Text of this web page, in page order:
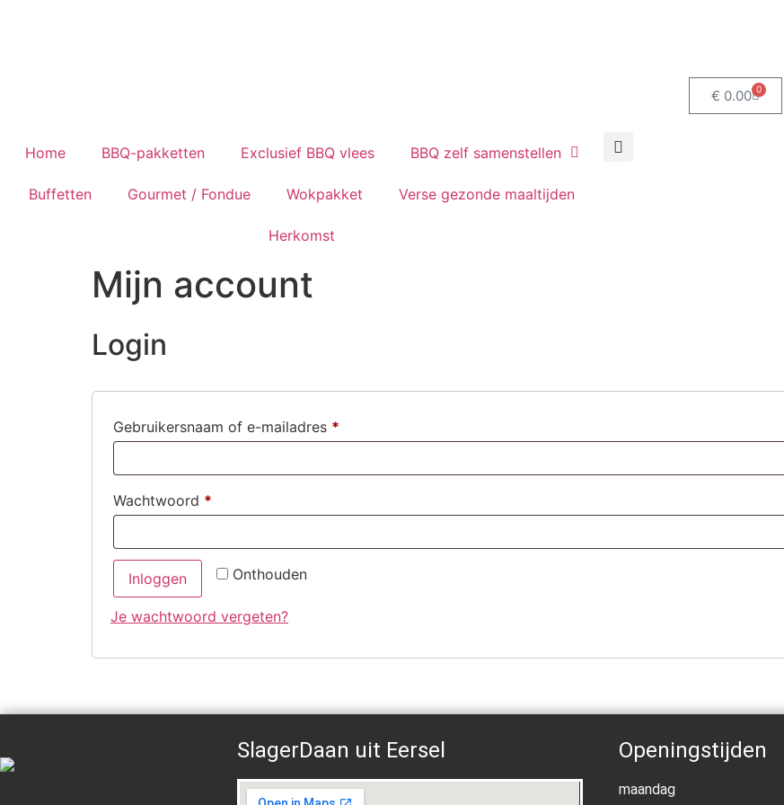
€ 0.00 0
Home BBQ-pakketten Exclusief BBQ vlees BBQ zelf samenstellen
Buffetten Gourmet / Fondue Wokpakket Verse gezonde maaltijden
Herkomst
Mijn account
Login
Gebruikersnaam of e-mailadres *
Wachtwoord *
Onthouden
Inloggen
Je wachtwoord vergeten?
SlagerDaan uit Eersel Openingstijden
maandag